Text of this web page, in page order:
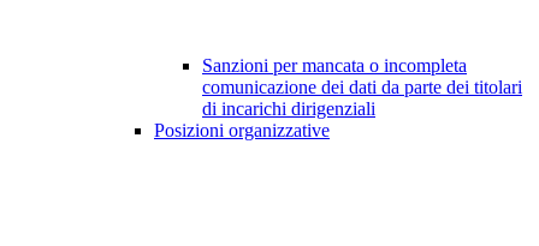
Sanzioni per mancata o incompleta
comunicazione dei dati da parte dei titolari
di incarichi dirigenziali
Posizioni organizzative